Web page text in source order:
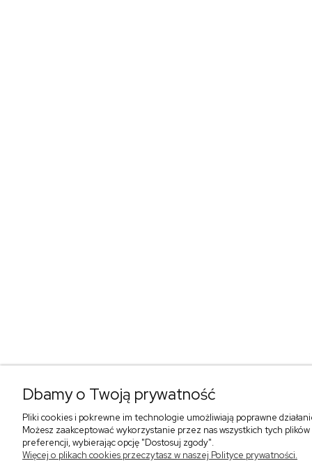
Dbamy o Twoją prywatność
Pliki cookies i pokrewne im technologie umożliwiają poprawne
Możesz zaakceptować wykorzystanie przez nas wszystkich tych
preferencji, wybierając opcję "Dostosuj zgody".
Więcej o plikach cookies przeczytasz w naszej Polityce prywatności.